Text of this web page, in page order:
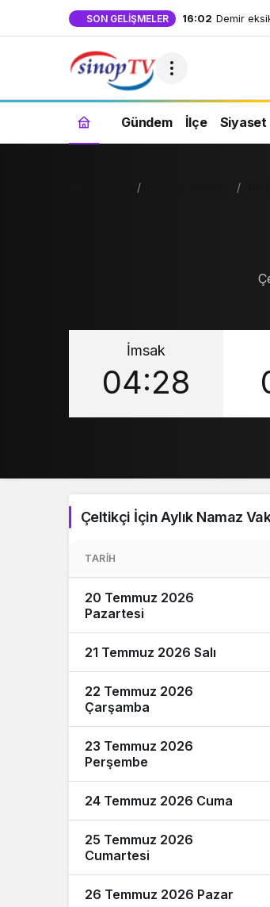
SON GELIŞMELER 16:02 Gece
Gündem İlçe Siyaset
İmsak
04:28
Çeltikçi İçin Aylık Namaz
TARIH
20 Temmuz 2026
Pazartesi
21 Temmuz 2026 Salı
22 Temmuz 2026
Çarşamba
23 Temmuz 2026
Perşembe
24 Temmuz 2026 Cuma
25 Temmuz 2026
Cumartesi
26 Temmuz 2026 Pazar